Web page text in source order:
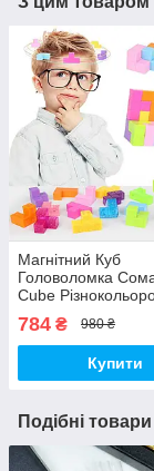
Магнітний Куб
Головоломка
Cube
(00264)
784 ₴ 980 ₴
Купити
Подібні